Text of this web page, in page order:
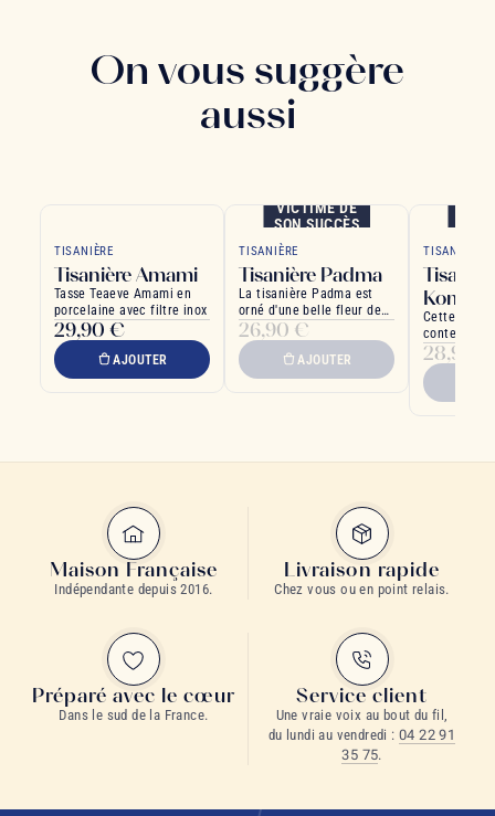
On vous suggère
aussi
TISANIÈRE
Tisanière Amami
Tasse Teaeve Amami en
porcelaine avec filtre inox
29,90 €
AJOUTER
VICTIME DE
SON SUCCÈS
TISANIÈRE
Tisanière Padma
La tisanière Padma est
orné d'une belle fleur de
lotus aux couleurs douces
26,90 €
AJOUTER
TISANIÈRE
Cette
japonaise
28,90 €
Maison Française
Indépendante depuis 2016.
Livraison rapide
Chez vous ou en point relais.
Préparé avec le cœur
Dans le sud de la France.
Service client
Une vraie voix au bout du fil,
du lundi au vendredi :04 22 91
35 75.